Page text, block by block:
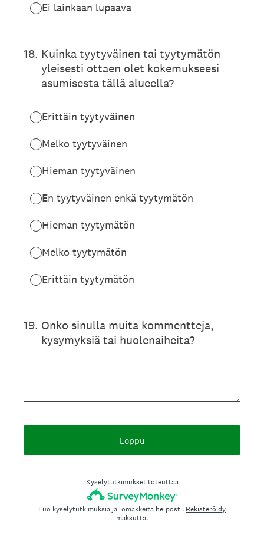
Ei lainkaan lupaava
18. Kuinka tyytyväinen tai tyytymätön
yleisesti ottaen olet kokemukseesi
asumisesta tällä alueella?
Erittäin tyytyväinen
Melko tyytyväinen
Hieman tyytyväinen
En tyytyväinen enkä tyytymätön
Hieman tyytymätön
Melko tyytymätön
Erittäin tyytymätön
19. Onko sinulla muita kommentteja,
kysymyksiä tai huolenaiheita?
Loppu
Kyselytutkimukset toteuttaa
Luo kyselytutkimuksia ja lomakkeita helposti. Rekisteröidy
maksutta.